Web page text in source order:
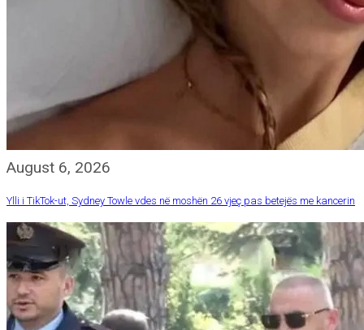
August 6, 2026
Ylli i TikTok-ut, Sydney Towle vdes në moshën 26 vjeç pas betejës me kancerin